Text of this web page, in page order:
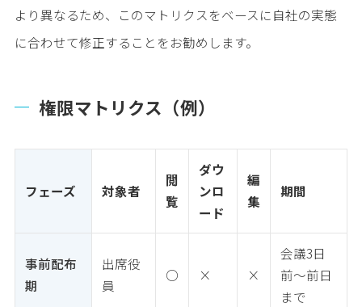
より異なるため、このマトリクスをベースに自社の実態
に合わせて修正することをお勧めします。
権限マトリクス（例）
フェーズ 対象者
閲
覧
ダウ
ンロ
ード
編
集
期間
事前配布
期
出席役
員
○ × ×
会議3日
前〜前日
まで